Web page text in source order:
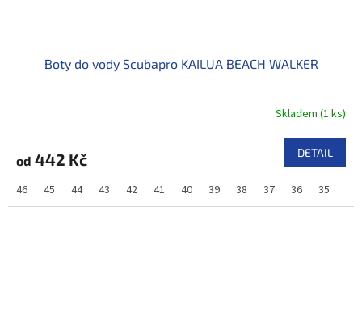
Boty do vody Scubapro KAILUA BEACH WALKER
Skladem (1 ks)
od 442 Kč DETAIL
46 45 44 43 42 41 40 39 38 37 36 35